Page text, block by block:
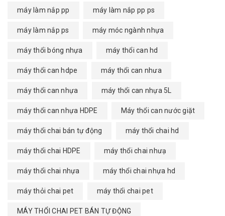
máy làm nắp pp máy làm nắp pp ps
máy làm nắp ps máy móc ngành nhựa
máy thổi bóng nhựa máy thổi can hd
máy thổi can hdpe máy thổi can nhưa
máy thổi can nhựa máy thổi can nhựa 5L
máy thổi can nhựa HDPE Máy thổi can nước giặt
máy thổi chai bán tự động máy thổi chai hd
máy thổi chai HDPE máy thổi chai nhưạ
máy thổi chai nhựa máy thổi chai nhựa hd
máy thỏi chai pet máy thổi chai pet
MÁY THỔI CHAI PET BÁN TỰ ĐỘNG